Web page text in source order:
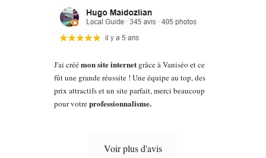
J'ai créémon site internet grâce à Vaniséo et ce
fût une grande réussite ! Une équipe au top, des
prix attractifs et un site parfait, merci beaucoup
pour votreprofessionnalisme.
Voir plus d'avis